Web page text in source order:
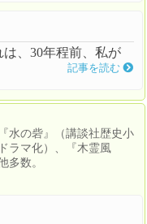
は、30年程前、私が
記事を読む
水の砦』（講談社歴史小
ラマ化）、『木霊風
多数。